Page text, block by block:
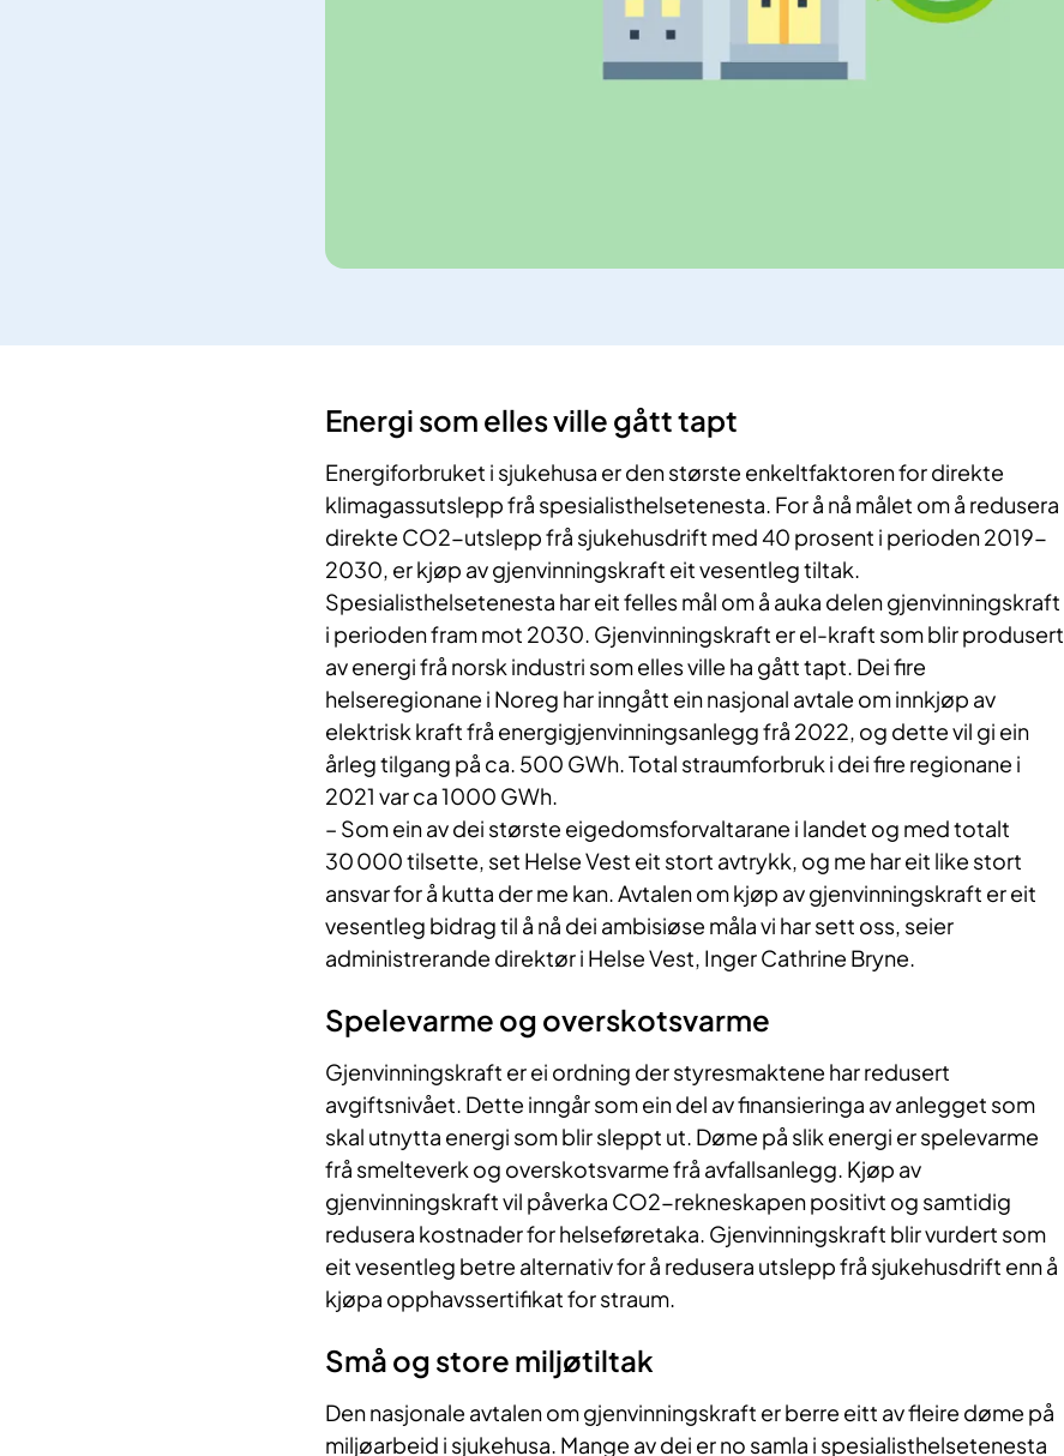
​Energi som elles ville gåt​​​​​t tapt
Energiforbruket i sjukehusa er den største enkeltfaktoren for direkte
klimagassutslepp frå spes​ialisthelsetenesta. For å nå målet om å redusera
direkte CO2-utslepp frå sjukehusdrift med 40 prosent i perioden 2019-
2030, er kjøp av gjenvinningskraft eit vesentleg tiltak. ​
Spesialisthelsetenesta har eit felles mål om å auka delen gjenvinningskraft
i perioden fram mot 2​030. Gjenvinningskraft er el-kraft som blir produsert
av energi frå norsk industri som elles ville ha gått tapt. Dei fire
helseregionane i Noreg har inngått ein nasjonal avtale om innkjøp av
elektrisk kraft frå energigjenvinningsanlegg frå 2022, og dette vil gi ein
årleg tilgang på ca. 500 GWh. Total straumforbruk i dei fire regionane i
2021 var ca 1000 GWh.
–​ Som ein av dei største eigedomsforvaltarane i landet og med totalt
30 000 tilsette, set Helse Vest eit stort avtrykk, og me har eit like stort
ansvar for å kutta der me kan. Avtalen om kjøp av gjenvinningskraft er eit
vesentleg bidrag til å nå dei ambisiøse måla vi har sett oss, seier
administrerande direktør i Helse Vest, Inger Cathrine Bryne.
Spelevarme o​​g oversko​​tsvarme
Gjenvinningskraft er ei ordning der styresmaktene har redusert
avgiftsnivået. Dette inngår som ein del av finansieringa av anlegget som
skal utnytta energi som blir sleppt ut. Døme på slik energi er spelevarme
frå smelteverk og overskotsvarme frå avfallsanlegg. Kjøp av
gjenvinningskraft vil påverka CO2-rekneskapen positivt og samtidig
redusera kostnader for helseføretaka. Gjenvinningskraft blir vurdert som
eit vesentleg betre alternativ for å redusera utslepp frå sjukehusdrift enn å
kjøpa opphavssertifikat for straum.
Små og store miljøt​​iltak
Den nasjonale avtalen om gjenvinningskraft er berre eitt av fleire døme på
miljøarbeid i sjukehusa. Mange av dei er no samla i spesialisthelsetenesta